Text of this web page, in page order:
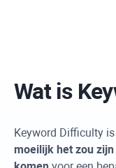
Wat is
Keyword Difficulty
moeilijk het zou